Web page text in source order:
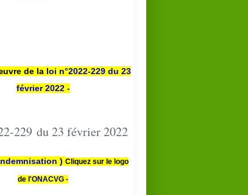
de la loi n°2022-229 du 23
février 2022 -
229 du 23 février 2022
) Cliquez sur le logo
de l'ONACVG -